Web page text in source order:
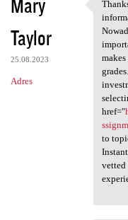
Taylor
25.08.2023
Adres
href="
to
vetted